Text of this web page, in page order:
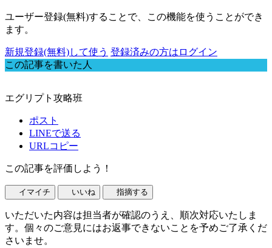
ユーザー登録(無料)することで、この機能を使うことができ
ます。
新規登録(無料)して使う 登録済みの方はログイン
この記事を書いた人
エグリプト攻略班
ポスト
LINEで送る
URLコピー
この記事を評価しよう！
イマイチ いいね 指摘する
いただいた内容は担当者が確認のうえ、順次対応いたしま
す。個々のご意見にはお返事できないことを予めご了承くだ
さいませ。